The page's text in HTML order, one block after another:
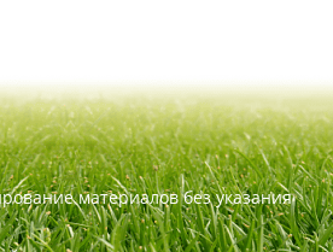
материалов без указания